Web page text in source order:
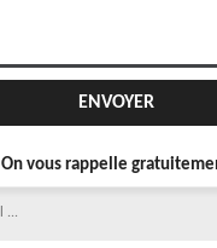
On vous rappelle